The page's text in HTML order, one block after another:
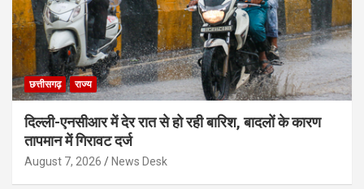
छत्तीसगढ़ राज्य
दिल्ली-एनसीआर में देर रात से हो रही बारिश, बादलों के कारण
तापमान में गिरावट दर्ज
August 7, 2026 News Desk